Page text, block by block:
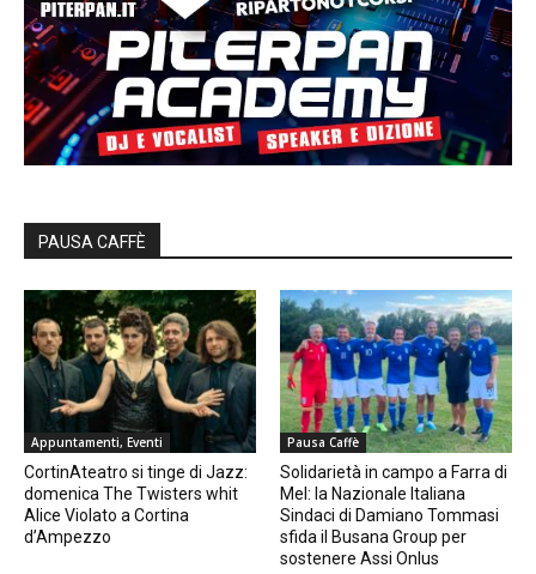
PAUSA CAFFÈ
Appuntamenti, Eventi
CortinAteatro si tinge di Jazz:
domenica The Twisters whit
Alice Violato a Cortina
d’Ampezzo
Pausa Caffè
Solidarietà in campo a Farra di
Mel: la Nazionale Italiana
Sindaci di Damiano Tommasi
sfida il Busana Group per
sostenere Assi Onlus